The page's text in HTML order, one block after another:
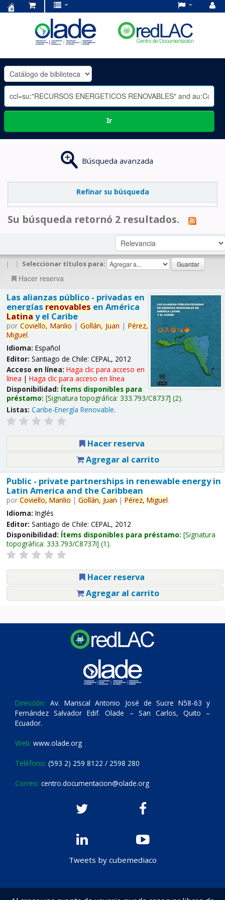
OLADE
-
Ir
Búsqueda avanzada
Refinar su búsqueda
Su búsqueda retornó 2 resultados.
| | Seleccionar títulos para:
Hacer reserva
Las alianzas público - privadas en
energías renovables en América
Latina y el Caribe
por Coviello, Manlio | Gollán, Juan | Pérez,
Miguel.
Idioma: Español
Editor: Santiago de Chile: CEPAL, 2012
Acceso en línea: Haga clic para acceso en
línea | Haga clic para acceso en línea
Disponibilidad: Ítems disponibles para
préstamo: Signatura topográfica: 333.793/C8737 (2).
Listas: Caribe-Energía Renovable.
Hacer reserva
Agregar al carrito
Public - private partnerships in renewable energy in
Latin America and the Caribbean
por Coviello, Manlio | Gollán, Juan | Pérez, Miguel.
Idioma: Inglés
Editor: Santiago de Chile: CEPAL, 2012
Disponibilidad: Ítems disponibles para préstamo: Signatura
topográfica: 333.793/C8737i (1).
Hacer reserva
Agregar al carrito
Dirección: Av. Mariscal Antonio José de Sucre N58-63 y
Fernández Salvador Edif. Olade – San Carlos, Quito –
Ecuador.
Web: www.olade.org
Teléfono: (593 2) 259 8122 / 2598 280
Correo: centro.documentacion@olade.org
Tweets by cubemediaco